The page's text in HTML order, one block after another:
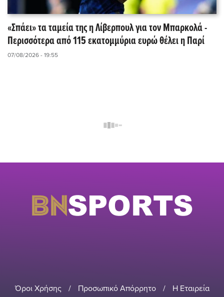
«Σπάει» τα ταμεία της η Λίβερπουλ για τον Μπαρκολά -
Περισσότερα από 115 εκατομμύρια ευρώ θέλει η Παρί
07/08/2026 - 19:55
Όροι Χρήσης / Προσωπικό Απόρρητο / Η Εταιρεία